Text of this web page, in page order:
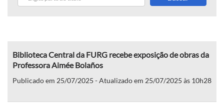
Biblioteca Central da FURG recebe exposição de obras da
Professora Aimée Bolaños
Publicado em 25/07/2025 - Atualizado em 25/07/2025 às 10h28